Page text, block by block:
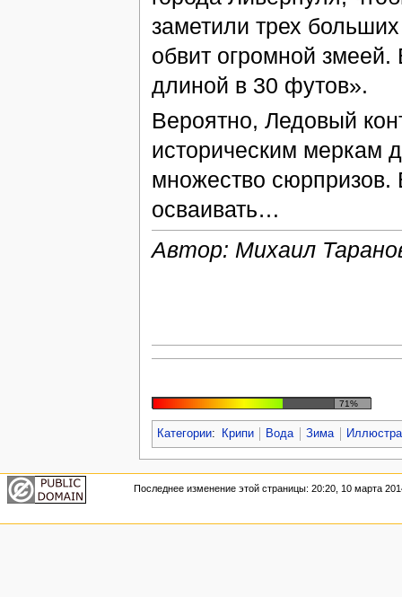
заметили трех
обвит огромной
длиной в 30 футов».
Вероятно, Ледовый
историческим меркам
множество сюрпризов.
осваивать…
Автор: Михаил
71%
Категории: Крипи Вода Зима
Последнее изменение этой страницы: 20:20, 10 марта